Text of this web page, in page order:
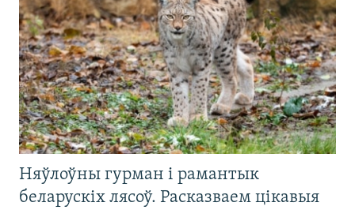
Няўлоўны гурман і рамантык
беларускіх лясоў. Расказваем цікавыя